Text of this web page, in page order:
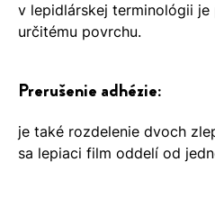
v lepidlárskej terminológii
určitému povrchu.
Prerušenie adhézie:
je také rozdelenie dvoch
sa lepiaci film oddelí od